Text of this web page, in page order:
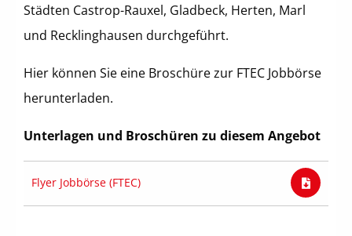
Städten Castrop-Rauxel, Gladbeck, Herten, Marl
und Recklinghausen durchgeführt.
Hier können Sie eine Broschüre zur FTEC Jobbörse
herunterladen.
Unterlagen und Broschüren zu diesem Angebot
Flyer Jobbörse (FTEC)